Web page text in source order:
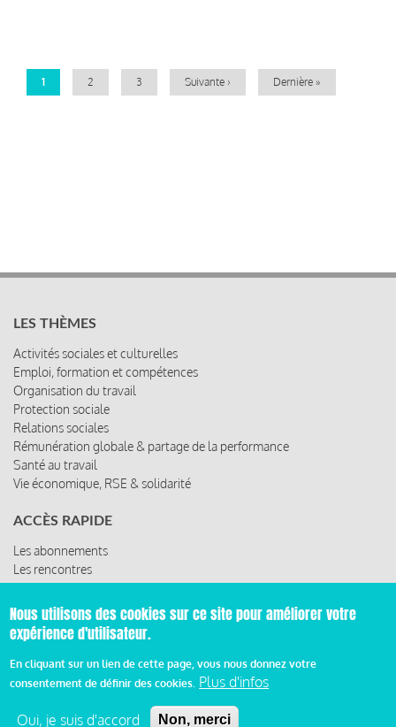
Page
1 Page
2 Page
3
Page
Suivante ›
Dernière
Dernière »
LES THÈMES
Activités sociales et culturelles
Emploi, formation et compétences
Organisation du travail
Protection sociale
Relations sociales
Rémunération globale & partage de la performance
Santé au travail
Vie économique, RSE & solidarité
ACCÈS RAPIDE
Les abonnements
Les rencontres
Les ressources
© 2019 Miroir Social - Réalisé parCafffeine
Mentions légales et condition générale d’utilisation et
d’abonnement
Nous utilisons des cookies sur ce site pour améliorer votre
expérience d'utilisateur.
En cliquant sur un lien de cette page, vous nous donnez votre
consentement de définir des cookies. Plus d'infos
Oui, je suis d'accord Non, merci